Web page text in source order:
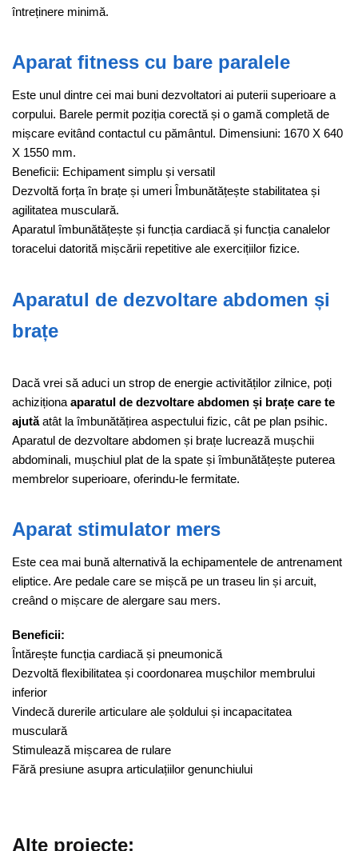
întreținere minimă.
Aparat fitness cu bare paralele
Este unul dintre cei mai buni dezvoltatori ai puterii superioare a
corpului. Barele permit poziția corectă și o gamă completă de
mișcare evitând contactul cu pământul. Dimensiuni: 1670 X 640
X 1550 mm.
Beneficii: Echipament simplu și versatil
Dezvoltă forța în brațe și umeri Îmbunătățește stabilitatea și
agilitatea musculară.
Aparatul îmbunătățește și funcția cardiacă și funcția canalelor
toracelui datorită mișcării repetitive ale exercițiilor fizice.
Aparatul de dezvoltare abdomen și
brațe
Dacă vrei să aduci un strop de energie activităților zilnice, poți
achiziționa aparatul de dezvoltare abdomen și brațe care te
ajutăatât la îmbunătățirea aspectului fizic, cât pe plan psihic.
Aparatul de dezvoltare abdomen și brațe lucrează mușchii
abdominali, mușchiul plat de la spate și îmbunătățește puterea
membrelor superioare, oferindu-le fermitate.
Aparat stimulator mers
Este cea mai bună alternativă la echipamentele de antrenament
eliptice. Are pedale care se mișcă pe un traseu lin și arcuit,
creând o mișcare de alergare sau mers.
Beneficii:
Întărește funcția cardiacă și pneumonică
Dezvoltă flexibilitatea și coordonarea mușchilor membrului
inferior
Vindecă durerile articulare ale șoldului și incapacitatea
musculară
Stimulează mișcarea de rulare
Fără presiune asupra articulațiilor genunchiului
Alte proiecte: